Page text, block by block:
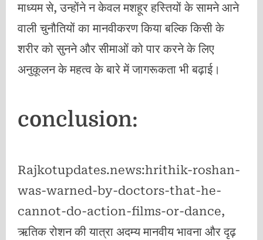
माध्यम से, उन्होंने न केवल मशहूर हस्तियों के सामने आने
वाली चुनौतियों का मानवीकरण किया बल्कि किसी के
शरीर को सुनने और सीमाओं को पार करने के लिए
अनुकूलन के महत्व के बारे में जागरूकता भी बढ़ाई।
conclusion:
Rajkotupdates.news:hrithik-roshan-
was-warned-by-doctors-that-he-
cannot-do-action-films-or-dance,
ऋतिक रोशन की यात्रा अदम्य मानवीय भावना और दृढ़